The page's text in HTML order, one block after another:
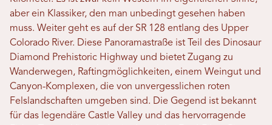
aber ein Klassiker, den man unbedingt gesehen haben
muss. Weiter geht es auf der SR 128 entlang des Upper
Colorado River. Diese Panoramastraße ist Teil des Dinosaur
Diamond Prehistoric Highway und bietet Zugang zu
Wanderwegen, Raftingmöglichkeiten, einem Weingut und
Canyon-Komplexen, die von unvergesslichen roten
Felslandschaften umgeben sind. Die Gegend ist bekannt
für das legendäre Castle Valley und das hervorragende